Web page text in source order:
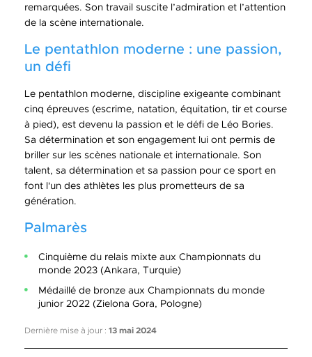
remarquées. Son travail suscite l’admiration et l’attention
de la scène internationale.
Le pentathlon moderne : une passion,
un défi
Le pentathlon moderne, discipline exigeante combinant
cinq épreuves (escrime, natation, équitation, tir et course
à pied), est devenu la passion et le défi de Léo Bories.
Sa détermination et son engagement lui ont permis de
briller sur les scènes nationale et internationale. Son
talent, sa détermination et sa passion pour ce sport en
font l'un des athlètes les plus prometteurs de sa
génération.
Palmarès
Cinquième du relais mixte aux Championnats du
monde 2023 (Ankara, Turquie)
Médaillé de bronze aux Championnats du monde
junior 2022 (Zielona Gora, Pologne)
Dernière mise à jour : 13 mai 2024